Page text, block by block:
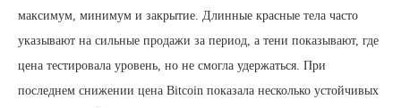
максимум, минимум и закрытие. Длинные красные тела часто
указывают на сильные продажи за период, а тени показывают, где
цена тестировала уровень, но не смогла удержаться. При
последнем снижении цена Bitcoin показала несколько устойчивых